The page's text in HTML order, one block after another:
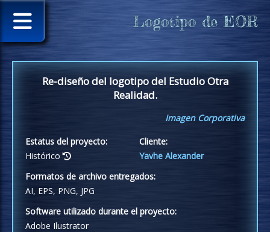
Logotipo de EOR
Re-diseño del logotipo del Estudio Otra
Realidad.
Imagen Corporativa
Estatus del proyecto:
Histórico
Cliente:
Yavhe Alexander
Formatos de archivo entregados:
AI, EPS, PNG, JPG
Software utilizado durante el proyecto:
Adobe Ilustrator